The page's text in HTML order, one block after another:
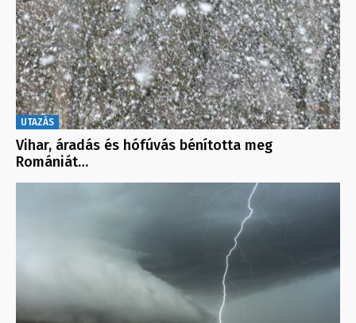
UTAZÁS
Vihar, áradás és hófúvás bénította meg
Romániát…